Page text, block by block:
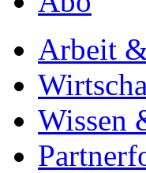
Arbeit
Wissen